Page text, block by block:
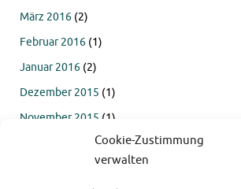
Cookie-Zustimmung
verwalten
März 2016 (2)
Februar 2016 (1)
Januar 2016 (2)
Dezember 2015 (1)
November 2015 (1)
(4)
September 2015 (4)